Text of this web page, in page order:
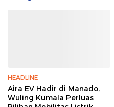
HEADLINE
Aira EV Hadir di Manado,
Wuling Kumala Perluas